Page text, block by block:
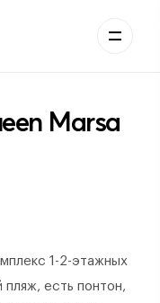
Marsa
1-2-этажных
есть понтон,